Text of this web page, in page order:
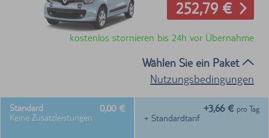
252,79 €
kostenlos stornieren bis 24h vor Übernahme
Wählen Sie ein Paket
Nutzungsbedingungen
Standard
Keine Zusatzleistungen
0,00 €
+ Standardtarif
+3,66 € pro Tag